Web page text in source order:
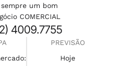
sempre um bom
COMERCIAL
4009.7755
PREVISÃO
Hoje